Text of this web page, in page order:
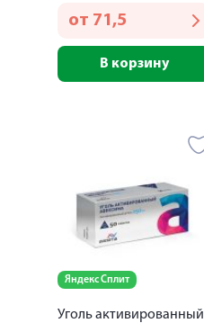
от 71,5
В корзину
Яндекс Сплит
Уголь активированный